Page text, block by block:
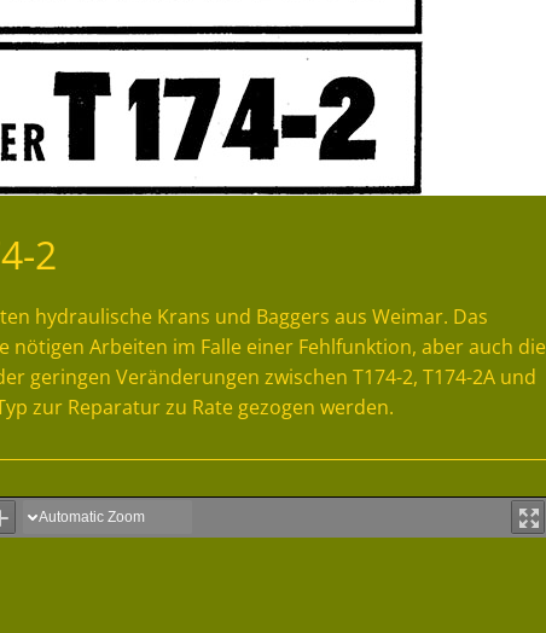
2
hydraulische Krans und Baggers aus Weimar. Das
Arbeiten im Falle einer Fehlfunktion, aber auch die
geringen Veränderungen zwischen T174-2, T174-2A und
zur Reparatur zu Rate gezogen werden.